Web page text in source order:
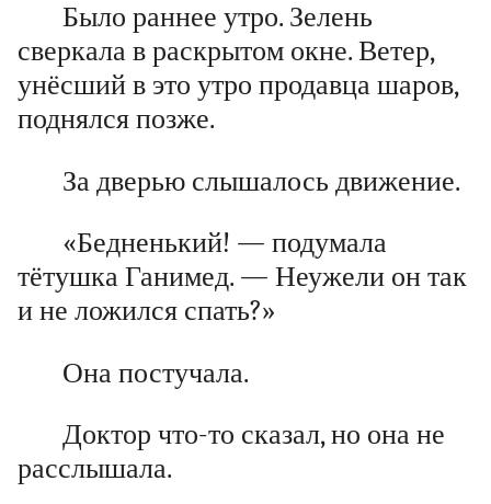
Было раннее утро. Зелень
сверкала в раскрытом окне. Ветер,
унёсший в это утро продавца шаров,
поднялся позже.
За дверью слышалось движение.
«Бедненький! — подумала
тётушка Ганимед. — Неужели он так
и не ложился спать?»
Она постучала.
Доктор что-то сказал, но она не
расслышала.